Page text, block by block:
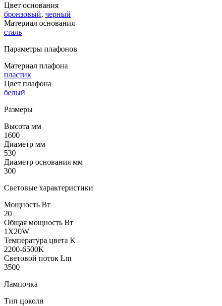
Цвет основания
бронзовый, черный
Материал основания
сталь
Параметры плафонов
Материал плафона
пластик
Цвет плафона
белый
Размеры
Высота мм
1600
Диаметр мм
530
Диаметр основания мм
300
Световые характеристики
Мощность Вт
20
Общая мощность Вт
1X20W
Температура цвета K
2200-6500K
Световой поток Lm
3500
Лампочка
Тип цоколя